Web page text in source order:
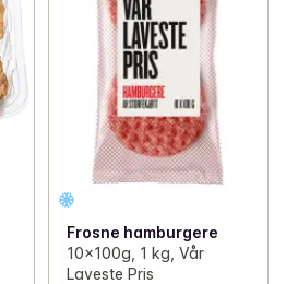
Frosne hamburgere
10x100g, 1 kg, Vår
Laveste Pris